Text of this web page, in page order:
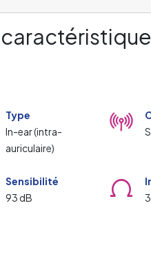
Type
In-ear (intra-
auriculaire)
Sensibilité
93 dB